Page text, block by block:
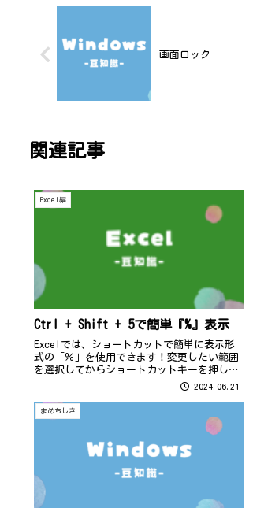
画面ロック
関連記事
Excel編
Ctrl + Shift + 5で簡単『%』表示
Excelでは、ショートカットで簡単に表示形
式の「％」を使用できます！変更したい範囲
を選択してからショートカットキーを押しま
す！ この機会にぜひ試してみてくださいね♪
2024.06.21
まめちしき